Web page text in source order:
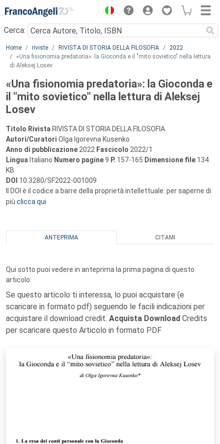
Menu
Cerca:
Main content
Home riviste RIVISTA DI STORIA DELLA FILOSOFIA
2022
«Una fisionomia predatoria»: la Gioconda e il "mito sovietico" nella lettura
di Aleksej Losev
«Una fisionomia predatoria»: la Gioconda e
il "mito sovietico" nella lettura di Aleksej
Losev
Titolo Rivista RIVISTA DI STORIA DELLA FILOSOFIA
Autori/Curatori Olga Igorevna Kusenko
Anno di pubblicazione 2022 Fascicolo 2022/1
Lingua Italiano Numero pagine9 P. 157-165 Dimensione file 134
KB
DOI 10.3280/SF2022-001009
Il DOI è il codice a barre della proprietà intellettuale: per saperne di
più clicca qui
ANTEPRIMA CITAMI
Qui sotto puoi vedere in anteprima la prima pagina di questo
articolo.
Se questo articolo ti interessa, lo puoi acquistare (e
scaricare in formato pdf) seguendo le facili indicazioni per
acquistare il download credit. Acquista Download Credits
per scaricare questo Articolo in formato PDF